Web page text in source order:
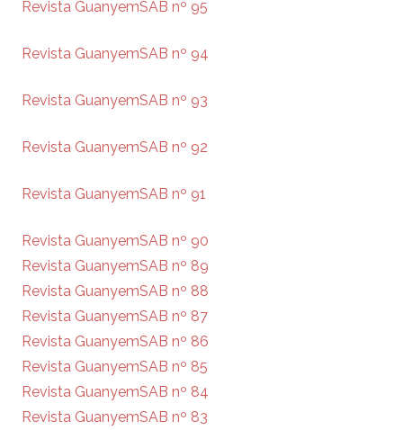
Revista GuanyemSAB nº 95
Revista GuanyemSAB nº 94
Revista GuanyemSAB nº 93
Revista GuanyemSAB nº 92
Revista GuanyemSAB nº 91
Revista GuanyemSAB nº 90
Revista GuanyemSAB nº 89
Revista GuanyemSAB nº 88
Revista GuanyemSAB nº 87
Revista GuanyemSAB nº 86
Revista GuanyemSAB nº 85
Revista GuanyemSAB nº 84
Revista GuanyemSAB nº 83